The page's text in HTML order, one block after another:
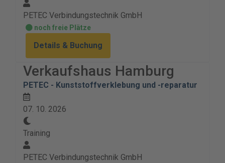
PETEC Verbindungstechnik GmbH
noch freie Plätze
Details & Buchung
Verkaufshaus Hamburg
PETEC - Kunststoffverklebung und -reparatur
07. 10. 2026
Training
PETEC Verbindungstechnik GmbH